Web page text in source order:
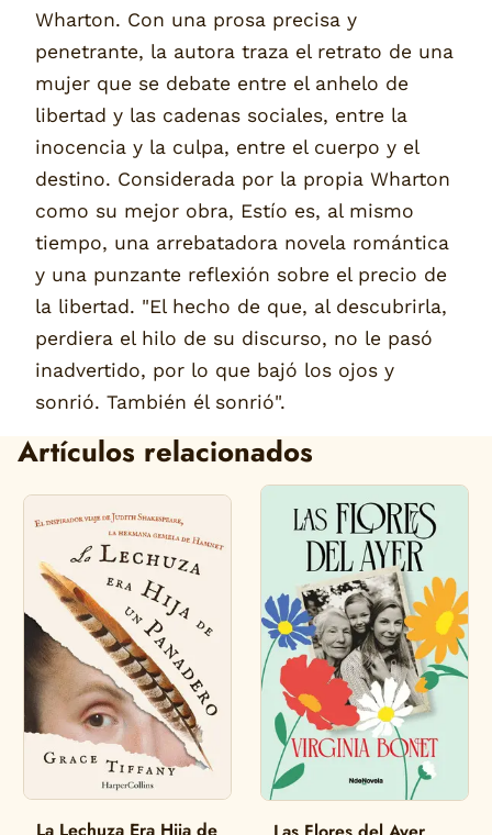
Wharton. Con una prosa precisa y
penetrante, la autora traza el retrato de una
mujer que se debate entre el anhelo de
libertad y las cadenas sociales, entre la
inocencia y la culpa, entre el cuerpo y el
destino. Considerada por la propia Wharton
como su mejor obra, Estío es, al mismo
tiempo, una arrebatadora novela romántica
y una punzante reflexión sobre el precio de
la libertad. "El hecho de que, al descubrirla,
perdiera el hilo de su discurso, no le pasó
inadvertido, por lo que bajó los ojos y
sonrió. También él sonrió".
Artículos relacionados